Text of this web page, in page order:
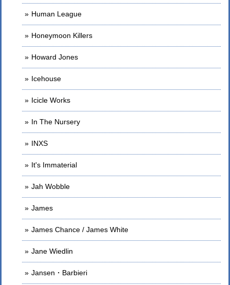
Human League
Honeymoon Killers
Howard Jones
Icehouse
Icicle Works
In The Nursery
INXS
It's Immaterial
Jah Wobble
James
James Chance / James White
Jane Wiedlin
Jansen・Barbieri